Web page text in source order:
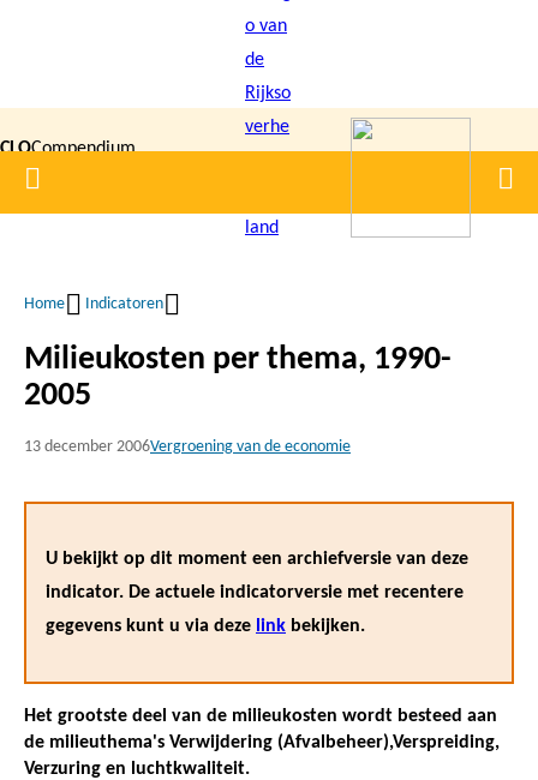
inhoud
gaan
CLOCompendium
voor de
Home
Kruimelpad
Home Indicatoren
Milieukosten per thema, 1990-
2005
13 december 2006Vergroening van de economie
U bekijkt op dit moment een archiefversie van deze
indicator. De actuele indicatorversie met recentere
gegevens kunt u via deze link bekijken.
Het grootste deel van de milieukosten wordt besteed aan
de milieuthema's Verwijdering (Afvalbeheer),Verspreiding,
Verzuring en luchtkwaliteit.